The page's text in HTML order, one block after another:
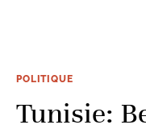
POLITIQUE
Tunisie: